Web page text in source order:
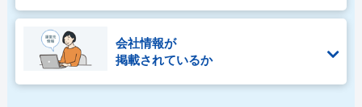
会社情報が
掲載されているか